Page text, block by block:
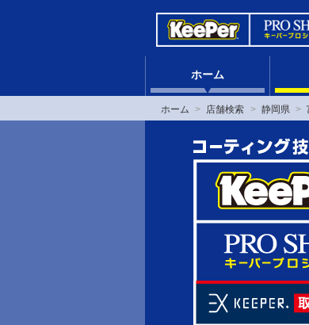
ホーム
ホーム 店舗検索 静岡県